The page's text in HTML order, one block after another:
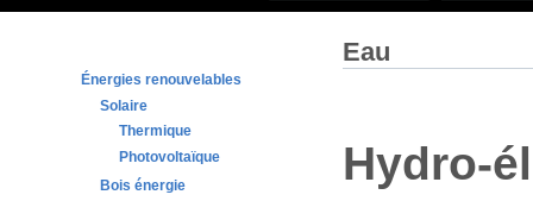
Énergies renouvelables
Solaire
Thermique
Photovoltaïque
Bois énergie
Eau
Hydro-